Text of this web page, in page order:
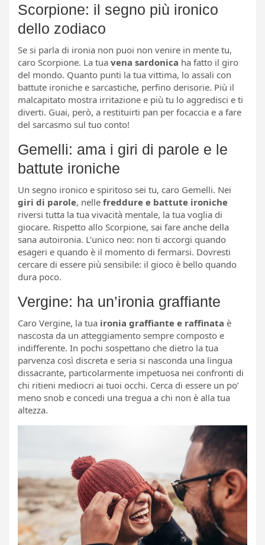
Scorpione: il segno più ironico
dello zodiaco
Se si parla di ironia non puoi non venire in mente tu,
caro Scorpione. La tua vena sardonica ha fatto il giro
del mondo. Quanto punti la tua vittima, lo assali con
battute ironiche e sarcastiche, perfino derisorie. Più il
malcapitato mostra irritazione e più tu lo aggredisci e ti
diverti. Guai, però, a restituirti pan per focaccia e a fare
del sarcasmo sul tuo conto!
Gemelli: ama i giri di parole e le
battute ironiche
Un segno ironico e spiritoso sei tu, caro Gemelli. Nei
giri di parole, nelle freddure e battute ironiche
riversi tutta la tua vivacità mentale, la tua voglia di
giocare. Rispetto allo Scorpione, sai fare anche della
sana autoironia. L’unico neo: non ti accorgi quando
esageri e quando è il momento di fermarsi. Dovresti
cercare di essere più sensibile: il gioco è bello quando
dura poco.
Vergine: ha un’ironia graffiante
Caro Vergine, la tua ironia graffiante e raffinata è
nascosta da un atteggiamento sempre composto e
indifferente. In pochi sospettano che dietro la tua
parvenza così discreta e seria si nasconda una lingua
dissacrante, particolarmente impetuosa nei confronti di
chi ritieni mediocri ai tuoi occhi. Cerca di essere un po’
meno snob e concedi una tregua a chi non è alla tua
altezza.